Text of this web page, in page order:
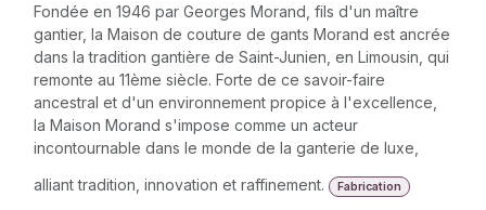
Fondée en 1946 par Georges Morand, fils d'un maître
gantier, la Maison de couture de gants Morand est ancrée
dans la tradition gantière de Saint-Junien, en Limousin, qui
remonte au 11ème siècle. Forte de ce savoir-faire
ancestral et d'un environnement propice à l'excellence,
la Maison Morand s'impose comme un acteur
incontournable dans le monde de la ganterie de luxe,
alliant tradition, innovation et raffinement.
Fabrication